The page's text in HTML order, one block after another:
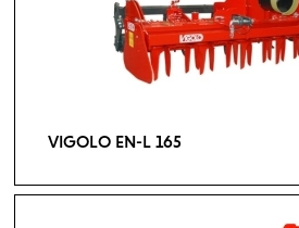
VIGOLO EN-L 165